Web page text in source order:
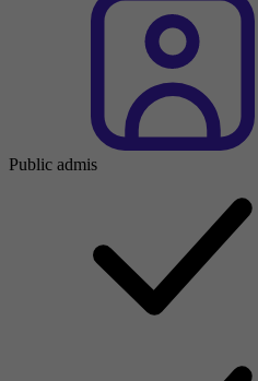
Public admis